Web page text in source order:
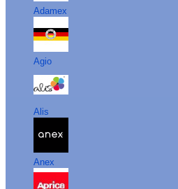
Adamex
Agio
Alis
Anex